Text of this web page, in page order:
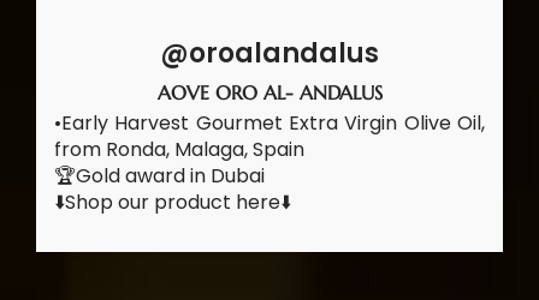
@oroalandalus
AOVE ORO AL- ANDALUS
•Early Harvest Gourmet Extra Virgin Olive Oil,
from Ronda, Malaga, Spain
🏆Gold award in Dubai
⬇️Shop our product here⬇️